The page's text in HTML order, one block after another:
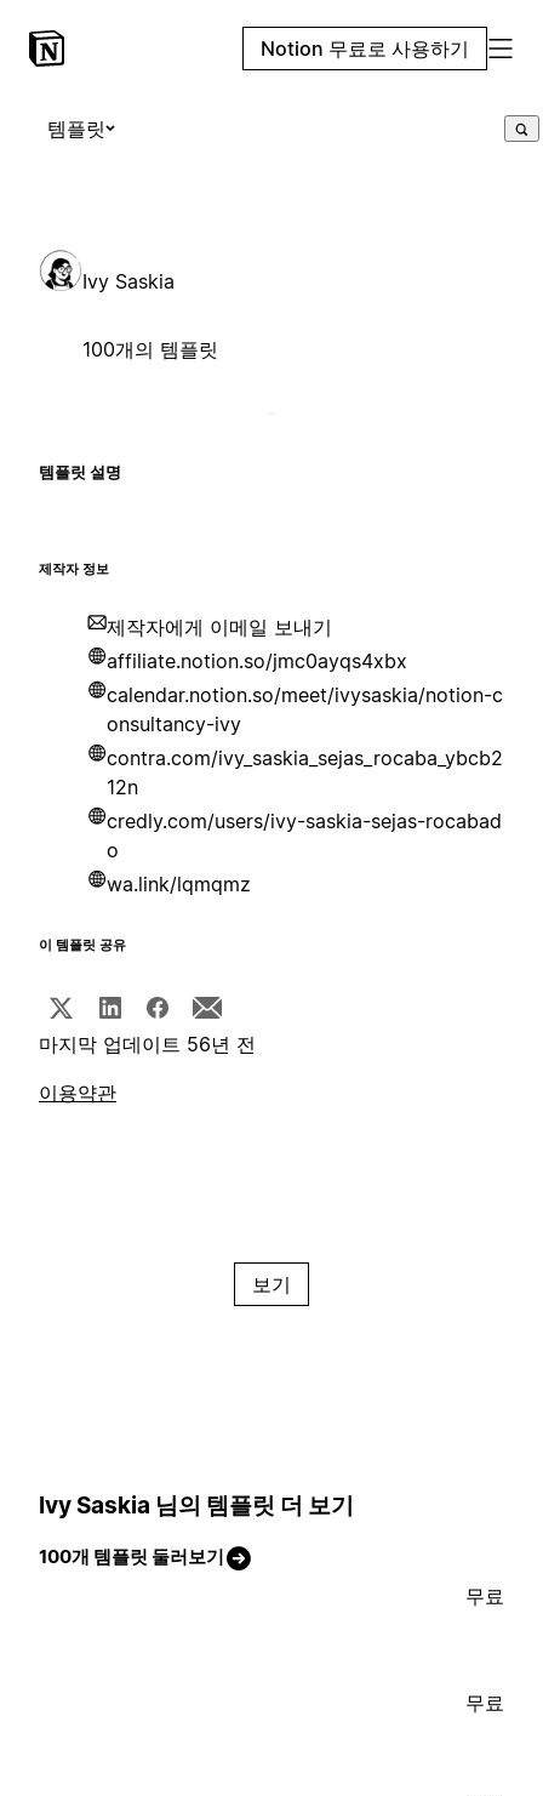
Notion 무료로 사용하기
템플릿
Ivy Saskia
100개의 템플릿
템플릿 설명
제작자 정보
제작자에게 이메일 보내기
affiliate.notion.so/jmc0ayqs4xbx
calendar.notion.so/meet/ivysaskia/notion-c
onsultancy-ivy
contra.com/ivy_saskia_sejas_rocaba_ybcb2
12n
credly.com/users/ivy-saskia-sejas-rocabad
o
wa.link/lqmqmz
이 템플릿 공유
마지막 업데이트 56년 전
이용약관
보기
Ivy Saskia 님의 템플릿 더 보기
100개 템플릿 둘러보기
무료
무료